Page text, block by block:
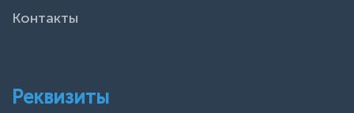
Контакты
Реквизиты